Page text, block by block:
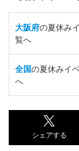
大阪府の夏休み
覧へ
全国の夏休みイ
へ
シェアする